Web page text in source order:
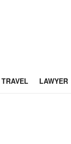
TRAVEL LAWYER